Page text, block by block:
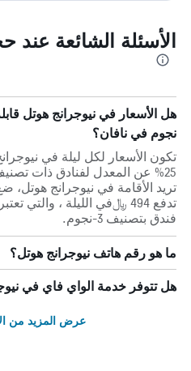
الأسئلة الشائعة عند
نجوم في نافان؟
تكون الأسعار لكل ليلة في
تريد الأقامة في نيوجرانج هوتل،
تدفع 494 ﷼في الليلة ،
فندق بتصنيف 3-نجوم.
ما هو رقم هاتف نيوجرانج هوتل؟
هل تتوفر خدمة الواي فاي في
عرض المزيد من